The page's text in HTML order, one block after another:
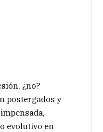
¿no?
postergados y
evolutivo en